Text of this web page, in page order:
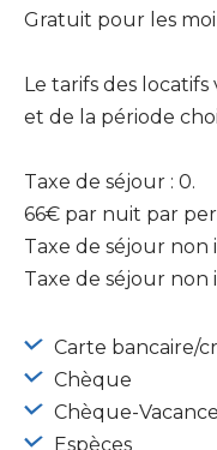
Gratuit pour les
Le tarifs des
et de la période
Taxe de séjour : 0.
66€ par nuit par
Taxe de séjour non
Taxe de séjour non
Carte bancaire/
Chèque
Chèque-
Espèces